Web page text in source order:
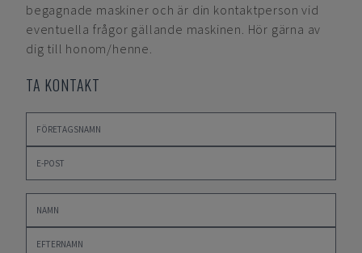
begagnade maskiner och är din kontaktperson vid
eventuella frågor gällande maskinen. Hör gärna av
dig till honom/henne.
TA KONTAKT